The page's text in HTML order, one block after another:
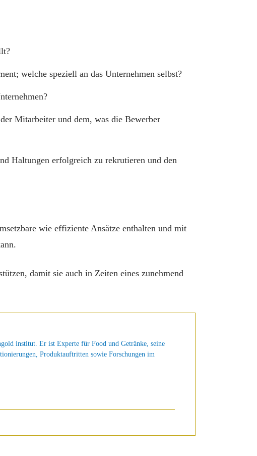
welche speziell an das Unternehmen selbst?
Mitarbeiter und dem, was die Bewerber
Haltungen erfolgreich zu rekrutieren und den
wie effiziente Ansätze enthalten und mit
damit sie auch in Zeiten eines zunehmend
institut. Er ist Experte für Food und Getränke, seine
Produktauftritten sowie Forschungen im